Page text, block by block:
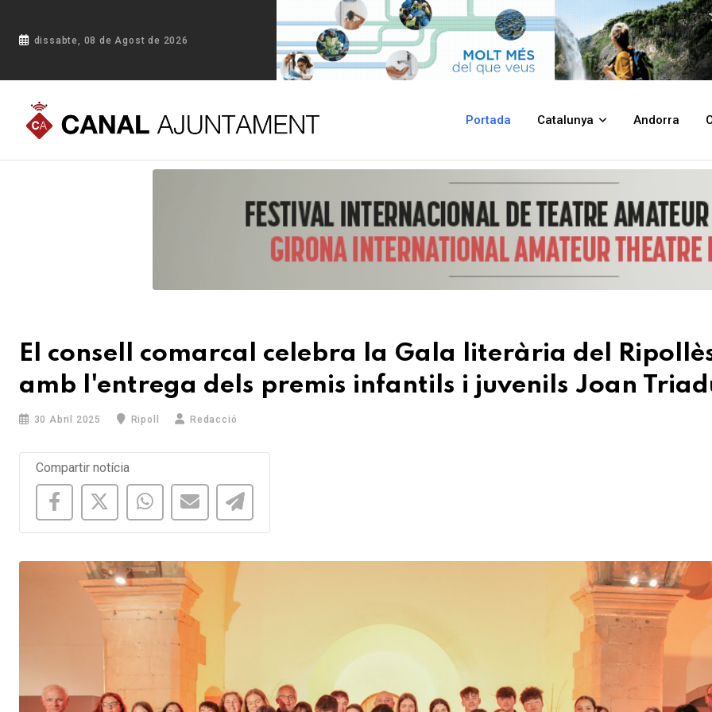
dissabte, 08 de Agost de 2026
Portada Catalunya Andorra
Portada Blog El consell comarcal celebra la Gala literària del Ripollès amb l'entrega dels premis infantils i juvenils Joan Triadú
El consell comarcal celebra la Gala literària del
amb l'entrega dels premis infantils i juvenils Joan
30 Abril 2025 Ripoll Redacció
Compartir notícia